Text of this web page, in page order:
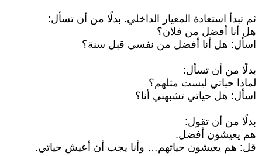
ثم تبدأ استعادة المعيار الداخلي. بدلًا من أن تسأل:
هل أنا أفضل من فلان؟
اسأل: هل أنا أفضل من نفسي قبل سنة؟
بدلًا من أن تسأل:
لماذا حياتي ليست مثلهم؟
اسأل: هل حياتي تشبهني أنا؟
بدلًا من أن تقول:
هم يعيشون أفضل.
قل: هم يعيشون حياتهم… وأنا يجب أن أعيش حياتي.